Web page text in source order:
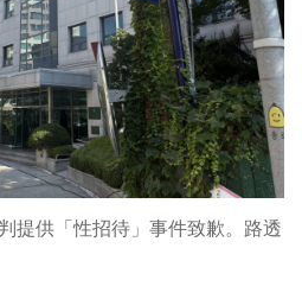
提供「性招待」事件致歉。路透